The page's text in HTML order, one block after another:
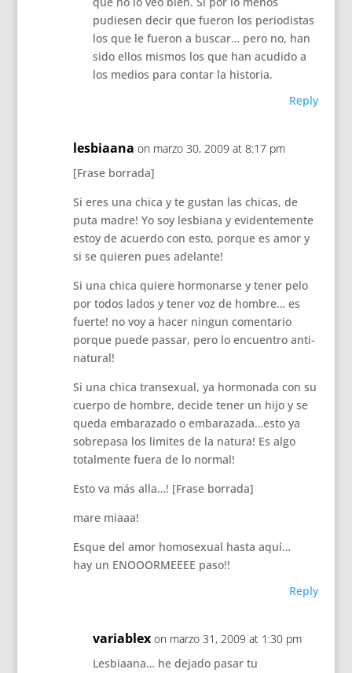
pudiesen decir que fueron los periodistas
los que le fueron a buscar… pero no, han
sido ellos mismos los que han acudido a
los medios para contar la historia.
Reply
lesbiaana on marzo 30, 2009 at 8:17 pm
[Frase borrada]
Si eres una chica y te gustan las chicas, de
puta madre! Yo soy lesbiana y evidentemente
estoy de acuerdo con esto, porque es amor y
si se quieren pues adelante!
Si una chica quiere hormonarse y tener pelo
por todos lados y tener voz de hombre… es
fuerte! no voy a hacer ningun comentario
porque puede passar, pero lo encuentro anti-
natural!
Si una chica transexual, ya hormonada con su
cuerpo de hombre, decide tener un hijo y se
queda embarazado o embarazada…esto ya
sobrepasa los limites de la natura! Es algo
totalmente fuera de lo normal!
Esto va más alla…! [Frase borrada]
mare miaaa!
Esque del amor homosexual hasta aquí…
hay un ENOOORMEEEE paso!!
Reply
variablex on marzo 31, 2009 at 1:30 pm
Lesbiaana… he dejado pasar tu